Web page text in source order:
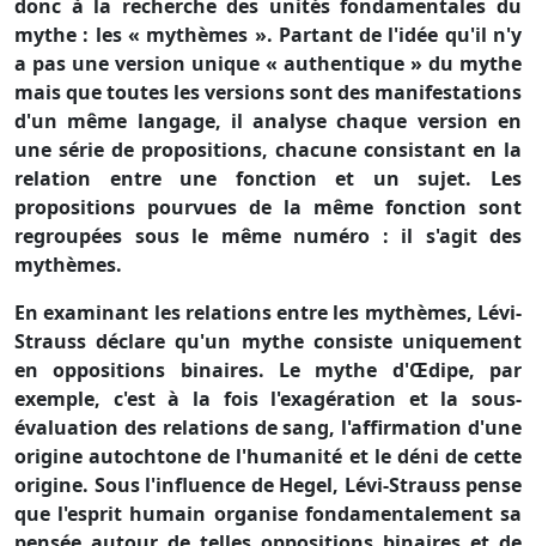
donc à la recherche des unités fondamentales du
mythe : les « mythèmes ». Partant de l'idée qu'il n'y
a pas une version unique « authentique » du mythe
mais que toutes les versions sont des manifestations
d'un même langage, il analyse chaque version en
une série de propositions, chacune consistant en la
relation entre une fonction et un sujet. Les
propositions pourvues de la même fonction sont
regroupées sous le même numéro : il s'agit des
mythèmes.
En examinant les relations entre les mythèmes, Lévi-
Strauss déclare qu'un mythe consiste uniquement
en oppositions binaires. Le mythe d'Œdipe, par
exemple, c'est à la fois l'exagération et la sous-
évaluation des relations de sang, l'affirmation d'une
origine autochtone de l'humanité et le déni de cette
origine. Sous l'influence de Hegel, Lévi-Strauss pense
que l'esprit humain organise fondamentalement sa